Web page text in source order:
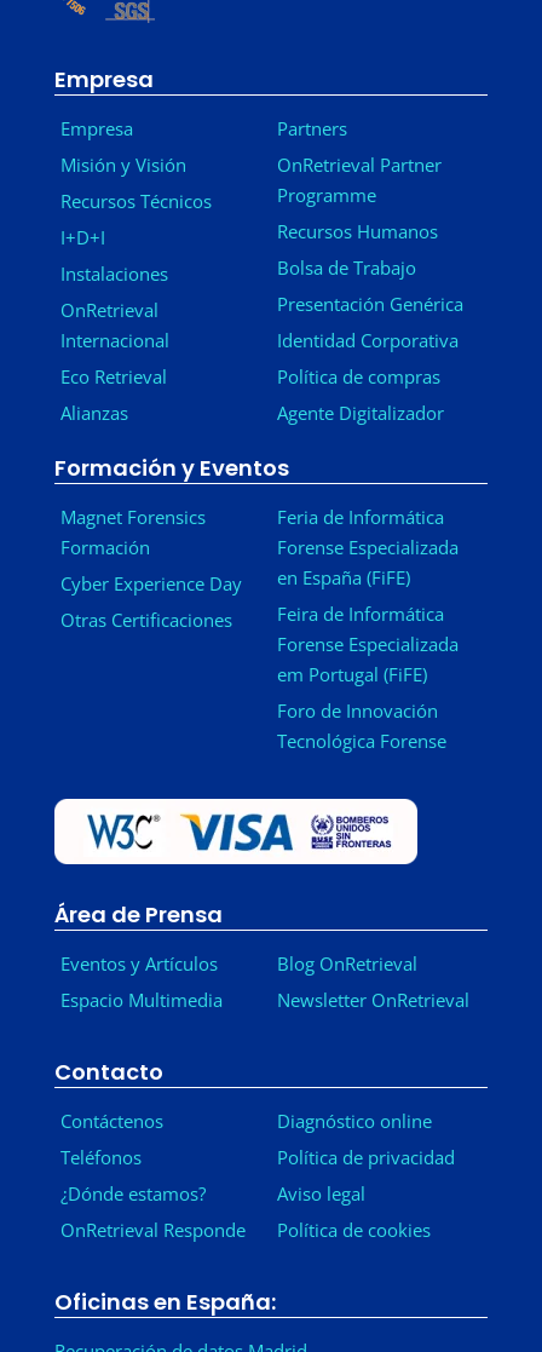
Empresa
Empresa
Misión y Visión
Recursos Técnicos
I+D+I
Instalaciones
OnRetrieval
Internacional
Eco Retrieval
Alianzas
Partners
OnRetrieval Partner
Programme
Recursos Humanos
Bolsa de Trabajo
Presentación Genérica
Identidad Corporativa
Política de compras
Agente Digitalizador
Formación y Eventos
Magnet Forensics
Formación
Cyber Experience Day
Otras Certificaciones
Feria de Informática
Forense Especializada
en España (FiFE)
Feira de Informática
Forense Especializada
em Portugal (FiFE)
Foro de Innovación
Tecnológica Forense
Área de Prensa
Eventos y Artículos
Espacio Multimedia
Blog OnRetrieval
Newsletter OnRetrieval
Contacto
Contáctenos
Teléfonos
¿Dónde estamos?
OnRetrieval Responde
Diagnóstico online
Política de privacidad
Aviso legal
Política de cookies
Oficinas en España: